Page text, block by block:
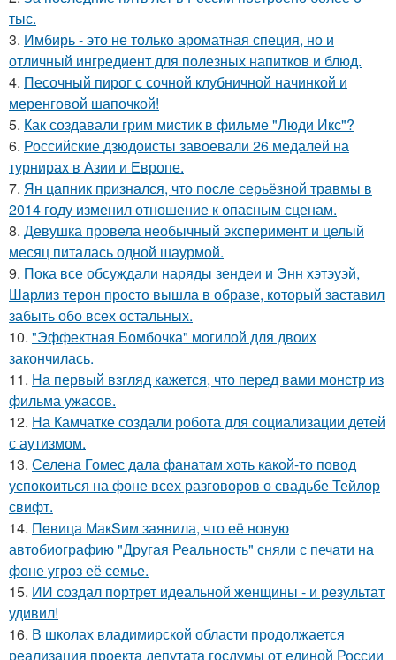
тыс.
3. Имбирь - это не только ароматная специя, но и
отличный ингредиент для полезных напитков и блюд.
4. Песочный пирог с сочной клубничной начинкой и
меренговой шапочкой!
5. Как создавали грим мистик в фильме "Люди Икс"?
6. Российские дзюдоисты завоевали 26 медалей на
турнирах в Азии и Европе.
7. Ян цапник признался, что после серьёзной травмы в
2014 году изменил отношение к опасным сценам.
8. Девушка провела необычный эксперимент и целый
месяц питалась одной шаурмой.
9. Пока все обсуждали наряды зендеи и Энн хэтэуэй,
Шарлиз терон просто вышла в образе, который заставил
забыть обо всех остальных.
10. "Эффектная Бомбочка" могилой для двоих
закончилась.
11. На первый взгляд кажется, что перед вами монстр из
фильма ужасов.
12. На Камчатке создали робота для социализации детей
с аутизмом.
13. Селена Гомес дала фанатам хоть какой-то повод
успокоиться на фоне всех разговоров о свадьбе Тейлор
свифт.
14. Пeвица MакSим заявила, что её новую
автобиографию "Другая Реальность" сняли с печати на
фоне угроз её семье.
15. ИИ создал портрет идеальной женщины - и результат
удивил!
16. В школах владимирской области продолжается
реализация проекта депутата госдумы от единой России